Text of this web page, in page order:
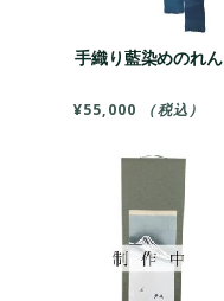
手織り藍染めのれん
¥55,000 （税込）